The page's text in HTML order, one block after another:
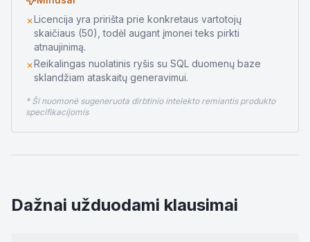
✗Licencija yra pririšta prie konkretaus vartotojų
skaičiaus (50), todėl augant įmonei teks pirkti
atnaujinimą.
✗Reikalingas nuolatinis ryšis su SQL duomenų baze
sklandžiam ataskaitų generavimui.
* Ši nuomonė sugeneruota dirbtinio intelekto remiantis produkto
specifikacijomis
Dažnai užduodami klausimai